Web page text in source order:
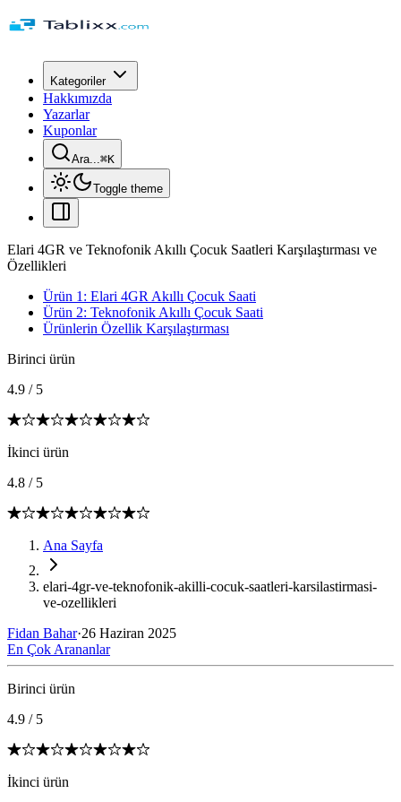
Kategoriler
Hakkımızda
Yazarlar
Kuponlar
Ara...⌘K
Toggle theme
Elari 4GR ve Teknofonik Akıllı Çocuk Saatleri Karşılaştırması ve
Özellikleri
Ürün 1: Elari 4GR Akıllı Çocuk Saati
Ürün 2: Teknofonik Akıllı Çocuk Saati
Ürünlerin Özellik Karşılaştırması
Birinci ürün
4.9 / 5
İkinci ürün
4.8 / 5
Ana Sayfa
elari-4gr-ve-teknofonik-akilli-cocuk-saatleri-karsilastirmasi-
ve-ozellikleri
Fidan Bahar·26 Haziran 2025
En Çok Arananlar
Birinci ürün
4.9 / 5
İkinci ürün